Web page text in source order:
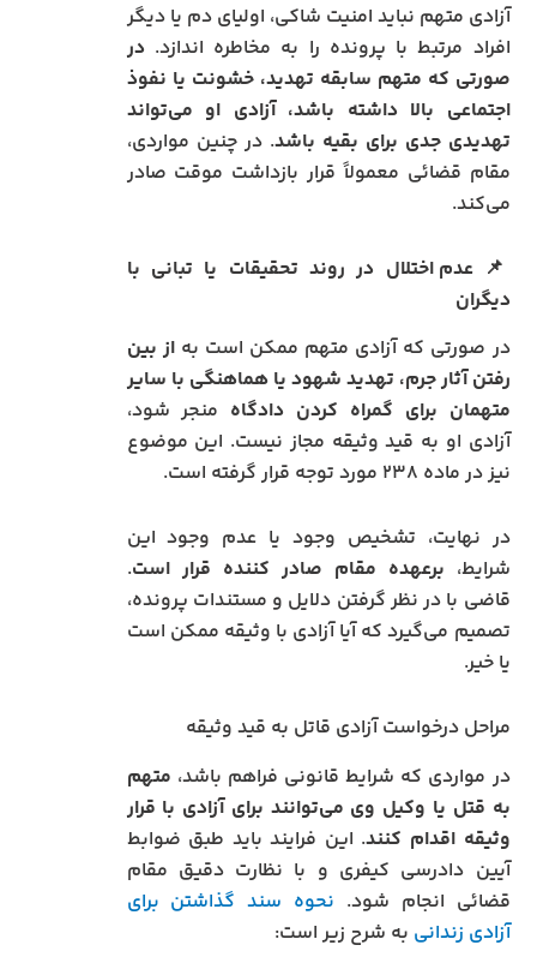
آزادی متهم نباید امنیت شاکی، اولیای دم یا دیگر
افراد مرتبط با پرونده را به مخاطره اندازد.در
صورتی که متهم سابقه تهدید، خشونت یا نفوذ
اجتماعی بالا داشته باشد، آزادی او می‌تواند
تهدیدی جدی برای بقیه باشد. در چنین مواردی،
مقام قضائی معمولاً قرار بازداشت موقت صادر
می‌کند.
📌عدم اختلال در روند تحقیقات یا تبانی با
دیگران
در صورتی که آزادی متهم ممکن است بهاز بین
رفتن آثار جرم، تهدید شهود یا هماهنگی با سایر
متهمان برای گمراه کردن دادگاه منجر شود،
آزادی او به قید وثیقه مجاز نیست. این موضوع
نیز در ماده ۲۳۸ مورد توجه قرار گرفته است.
در نهایت، تشخیص وجود یا عدم وجود این
شرایط، برعهده مقام صادر کننده قرار است.
قاضی با در نظر گرفتن دلایل و مستندات پرونده،
تصمیم می‌گیرد که آیا آزادی با وثیقه ممکن است
یا خیر.
مراحل درخواست آزادی قاتل به قید وثیقه
در مواردی که شرایط قانونی فراهم باشد، متهم
به قتل یا وکیل وی می‌توانند برای آزادی با قرار
وثیقه اقدام کنند. این فرایند باید طبق ضوابط
آیین دادرسی کیفری و با نظارت دقیق مقام
قضائی انجام شود. نحوه سند گذاشتن برای
آزادی زندانی به شرح زیر است: